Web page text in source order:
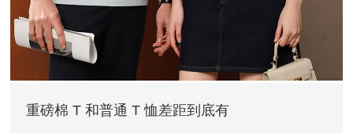
重磅棉 T 和普通 T 恤差距到底有